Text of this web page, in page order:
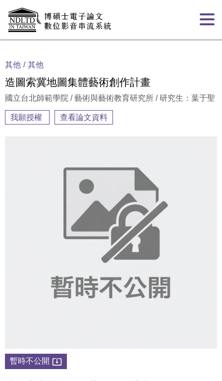
其他 其他
造圖索冀地圖集體藝術創作計畫
國立台北師範學院 / 藝術與藝術教育研究所 / 研究生：葉于聖
我願授權 查看論文資料
暫時不公開